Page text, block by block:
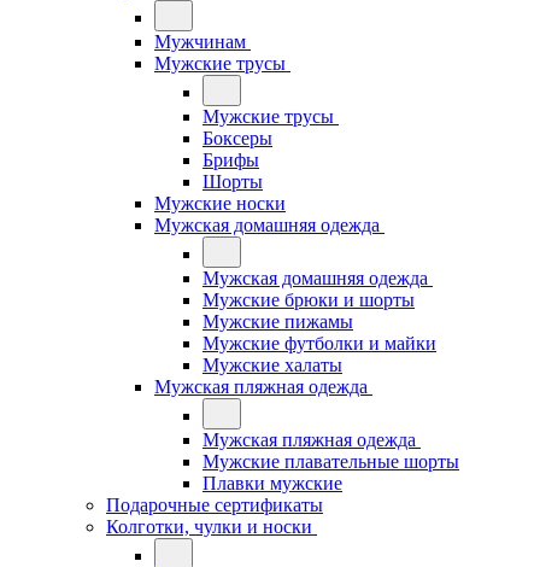
Мужчинам
Мужские трусы
Мужские трусы
Боксеры
Брифы
Шорты
Мужские носки
Мужская домашняя одежда
Мужская домашняя одежда
Мужские брюки и шорты
Мужские пижамы
Мужские футболки и майки
Мужские халаты
Мужская пляжная одежда
Мужская пляжная одежда
Мужские плавательные шорты
Плавки мужские
Подарочные сертификаты
Колготки, чулки и носки